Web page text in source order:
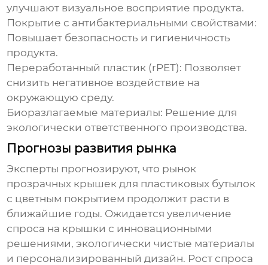
улучшают визуальное восприятие продукта.
Покрытие с антибактериальными свойствами:
Повышает безопасность и гигиеничность
продукта.
Переработанный пластик (rPET): Позволяет
снизить негативное воздействие на
окружающую среду.
Биоразлагаемые материалы: Решение для
экологически ответственного производства.
Прогнозы развития рынка
Эксперты прогнозируют, что рынок
прозрачных крышек для пластиковых бутылок
с цветным покрытием продолжит расти в
ближайшие годы. Ожидается увеличение
спроса на крышки с инновационными
решениями, экологически чистые материалы
и персонализированный дизайн. Рост спроса